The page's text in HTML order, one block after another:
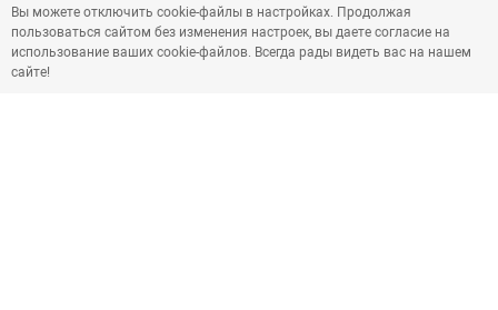
Вы можете отключить cookie-файлы в настройках. Продолжая
пользоваться сайтом без изменения настроек, вы даете согласие на
использование ваших cookie-файлов. Всегда рады видеть вас на нашем
сайте!